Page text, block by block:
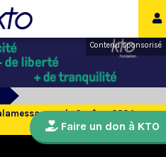
Contenu sponsorisé
pour le Carême 2024
Faire un don à KTO